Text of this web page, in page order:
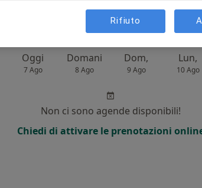
Oggi
7 Ago
Domani
8 Ago
Dom,
9 Ago
Lun,
10 Ago
Non ci sono agende disponibili!
Chiedi di attivare le prenotazioni
Rifiuto